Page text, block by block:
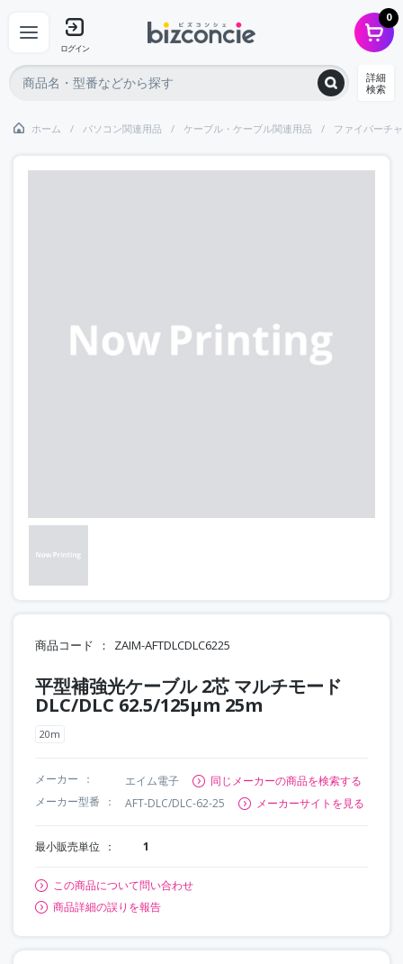
ログイン
0
詳細
検索
ホーム パソコン関連用品 ケーブル・ケーブル関連用品 ファイバーチ
商品コード ZAIM-AFTDLCDLC6225
平型補強光ケーブル 2芯 マルチモード
DLC/DLC 62.5/125μm 25m
20m
メーカー エイム電子
同じメーカーの商品を検索する
メーカー型番
AFT-DLC/DLC-62-25 メーカーサイトを見る
最小販売単位 1
この商品について問い合わせ
商品詳細の誤りを報告